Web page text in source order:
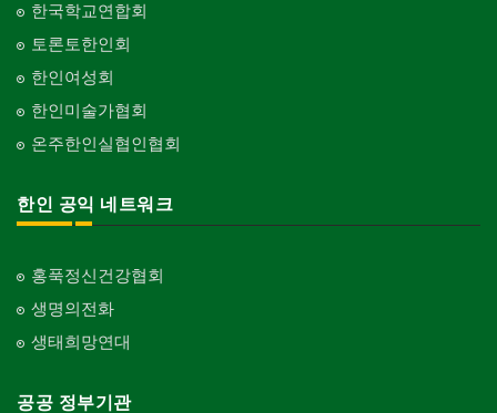
한국학교연합회
토론토한인회
한인여성회
한인미술가협회
온주한인실협인협회
한인 공익 네트워크
홍푹정신건강협회
생명의전화
생태희망연대
공공 정부기관